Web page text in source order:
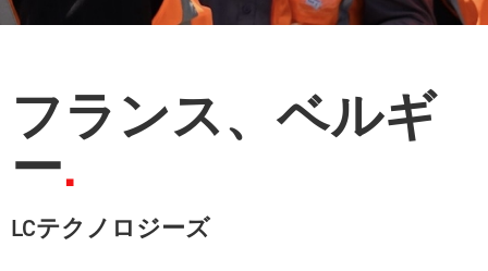
フランス、ベルギ
ー
LCテクノロジーズ